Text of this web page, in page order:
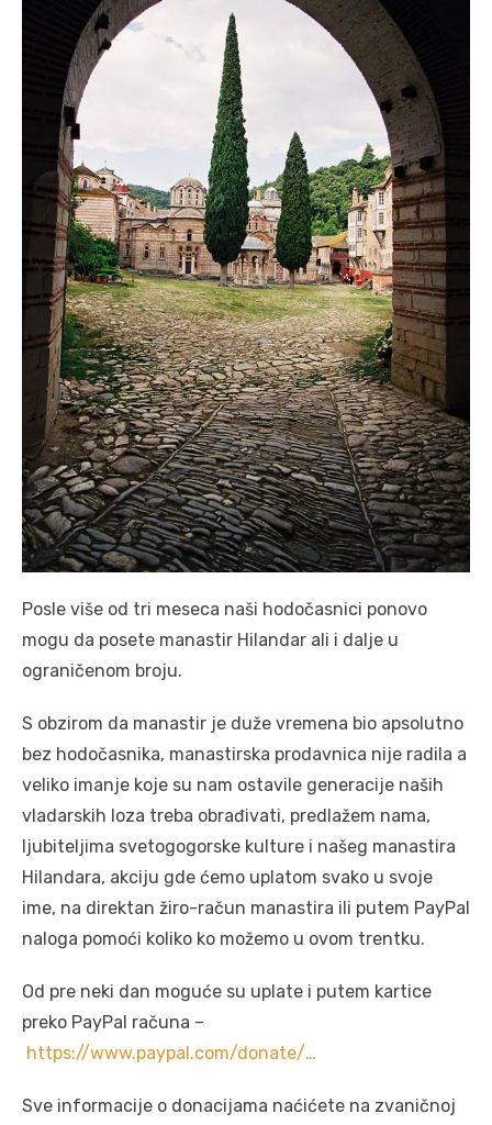
Posle više od tri meseca naši hodočasnici ponovo
mogu da posete manastir Hilandar ali i dalje u
ograničenom broju.
S obzirom da manastir je duže vremena bio apsolutno
bez hodočasnika, manastirska prodavnica nije radila a
veliko imanje koje su nam ostavile generacije naših
vladarskih loza treba obrađivati, predlažem nama,
ljubiteljima svetogogorske kulture i našeg manastira
Hilandara, akciju gde ćemo uplatom svako u svoje
ime, na direktan žiro-račun manastira ili putem PayPal
naloga pomoći koliko ko možemo u ovom trentku.
Od pre neki dan moguće su uplate i putem kartice
preko PayPal računa –
https://www.paypal.com/donate/…
Sve informacije o donacijama naćićete na zvaničnoj